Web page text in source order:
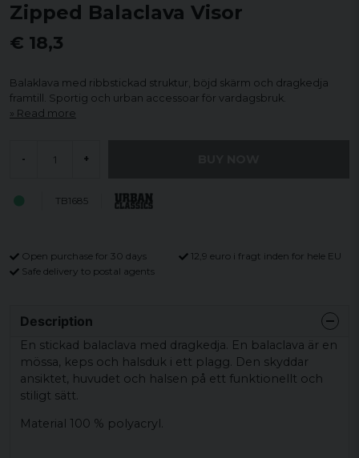
Zipped Balaclava Visor
€ 18,3
Balaklava med ribbstickad struktur, böjd skärm och dragkedja
framtill. Sportig och urban accessoar för vardagsbruk.
Read more
- +
TB1685
Open purchase for 30 days
12,9 euro i fragt inden for hele EU
Safe delivery to postal agents
Description
En stickad balaclava med dragkedja. En balaclava är en
mössa, keps och halsduk i ett plagg. Den skyddar
ansiktet, huvudet och halsen på ett funktionellt och
stiligt sätt.
Material 100 % polyacryl.